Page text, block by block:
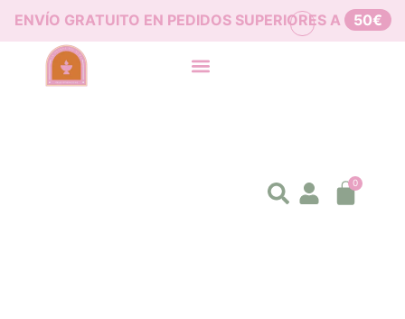
ENVÍO GRATUITO EN PEDIDOS SUPERIORES A 50€
0